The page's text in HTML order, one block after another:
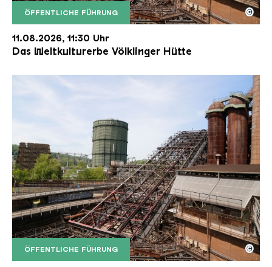
ÖFFENTLICHE FÜHRUNG
Der Erzschrägaufzug der Völklinger Hütte mit
Copyright: Weltkulturerbe Völklinger Hütte | Karl
©
11.08.2026, 11:30 Uhr
Das Weltkulturerbe Völklinger Hütte
ÖFFENTLICHE FÜHRUNG
Der Erzschrägaufzug der Völklinger Hütte mit
Copyright: Weltkulturerbe Völklinger Hütte | Karl
©